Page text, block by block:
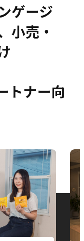
ゲージ
小売・
トナー向